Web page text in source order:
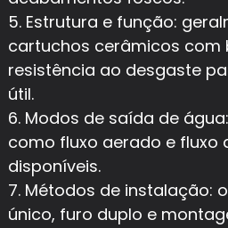
5. Estrutura e função:
cartuchos cerâmicos com
resistência ao desgaste
útil.
6. Modos de saída de
como fluxo aerado e fluxo
disponíveis.
7. Métodos de instalação:
único, furo duplo e